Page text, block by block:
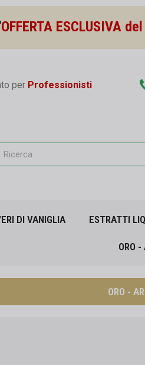
OFFERTA ESCLUSIVA
per Professionisti
DI VANIGLIA ESTRATTI
ORO -
ORO -